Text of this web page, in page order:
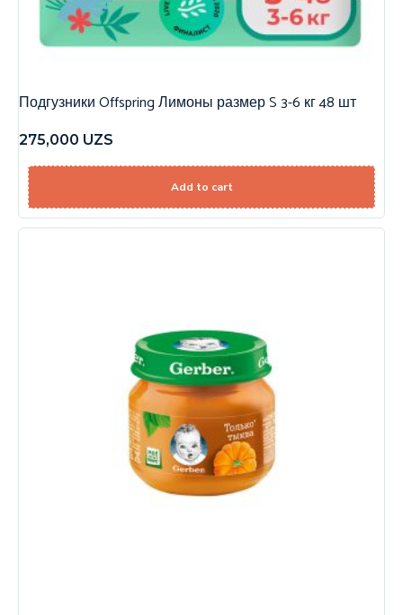
Подгузники Offspring Лимоны размер S 3-6 кг 48 шт
275,000 UZS
Add to cart